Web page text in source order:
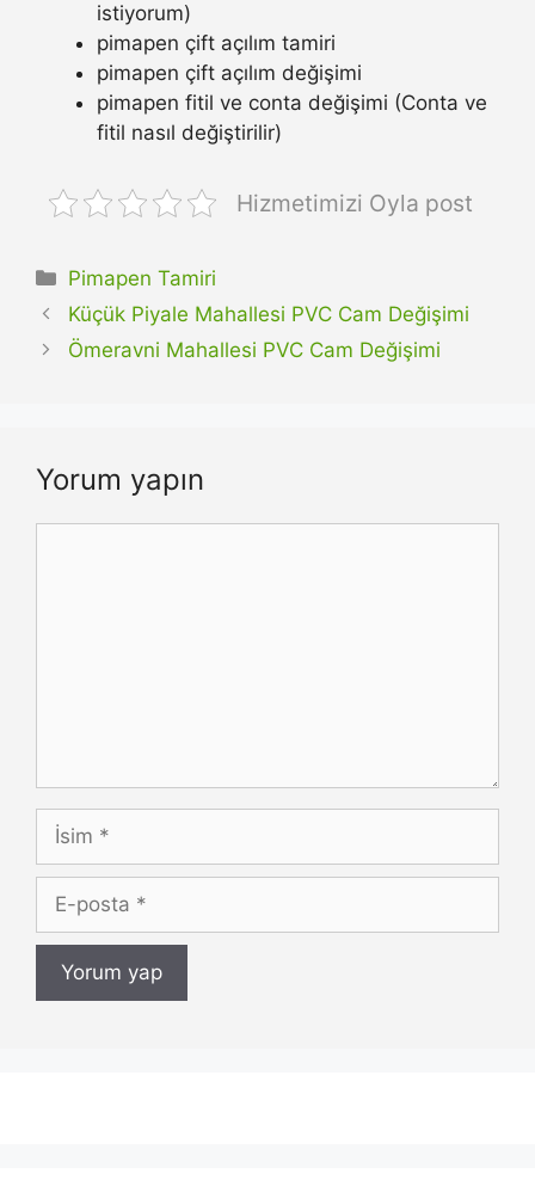
istiyorum)
pimapen çift açılım tamiri
pimapen çift açılım değişimi
pimapen fitil ve conta değişimi (Conta ve
fitil nasıl değiştirilir)
Hizmetimizi Oyla post
Kategoriler
Pimapen Tamiri
Küçük Piyale Mahallesi PVC Cam Değişimi
Ömeravni Mahallesi PVC Cam Değişimi
Yorum yapın
İsim
posta